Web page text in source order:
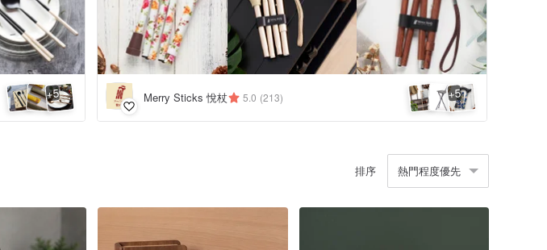
+5 Merry Sticks 悅杖 5.0 (213) +5
排序 熱門程度優先